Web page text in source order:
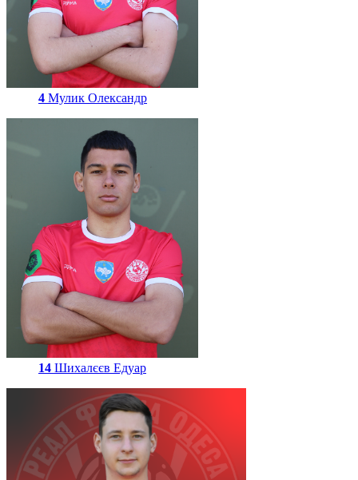
4 Мулик Олександр
14 Шихалєєв Едуар